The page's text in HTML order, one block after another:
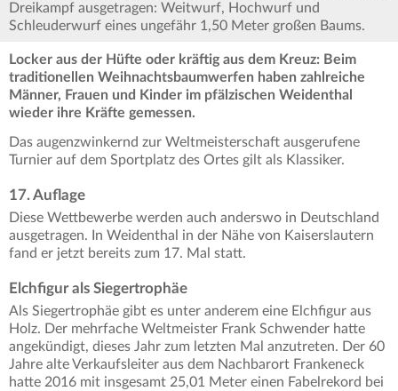
Dreikampf ausgetragen: Weitwurf, Hochwurf und
Schleuderwurf eines ungefähr 1,50 Meter großen Baums.
Locker aus der Hüfte oder kräftig aus dem Kreuz: Beim
traditionellen Weihnachtsbaumwerfen haben zahlreiche
Männer, Frauen und Kinder im pfälzischen Weidenthal
wieder ihre Kräfte gemessen.
Das augenzwinkernd zur Weltmeisterschaft ausgerufene
Turnier auf dem Sportplatz des Ortes gilt als Klassiker.
17. Auflage
Diese Wettbewerbe werden auch anderswo in Deutschland
ausgetragen. In Weidenthal in der Nähe von Kaiserslautern
fand er jetzt bereits zum 17. Mal statt.
Elchfigur als Siegertrophäe
Als Siegertrophäe gibt es unter anderem eine Elchfigur aus
Holz. Der mehrfache Weltmeister Frank Schwender hatte
angekündigt, dieses Jahr zum letzten Mal anzutreten. Der 60
Jahre alte Verkaufsleiter aus dem Nachbarort Frankeneck
hatte 2016 mit insgesamt 25,01 Meter einen Fabelrekord bei